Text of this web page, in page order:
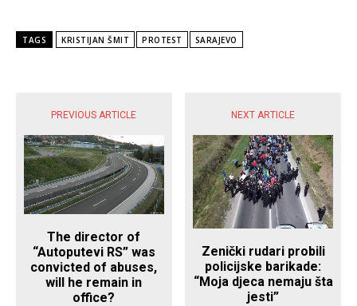
TAGS KRISTIJAN ŠMIT PROTEST SARAJEVO
PREVIOUS ARTICLE
The director of
“Autoputevi RS” was
convicted of abuses,
will he remain in
office?
NEXT ARTICLE
Zenički rudari probili
policijske barikade:
“Moja djeca nemaju šta
jesti”